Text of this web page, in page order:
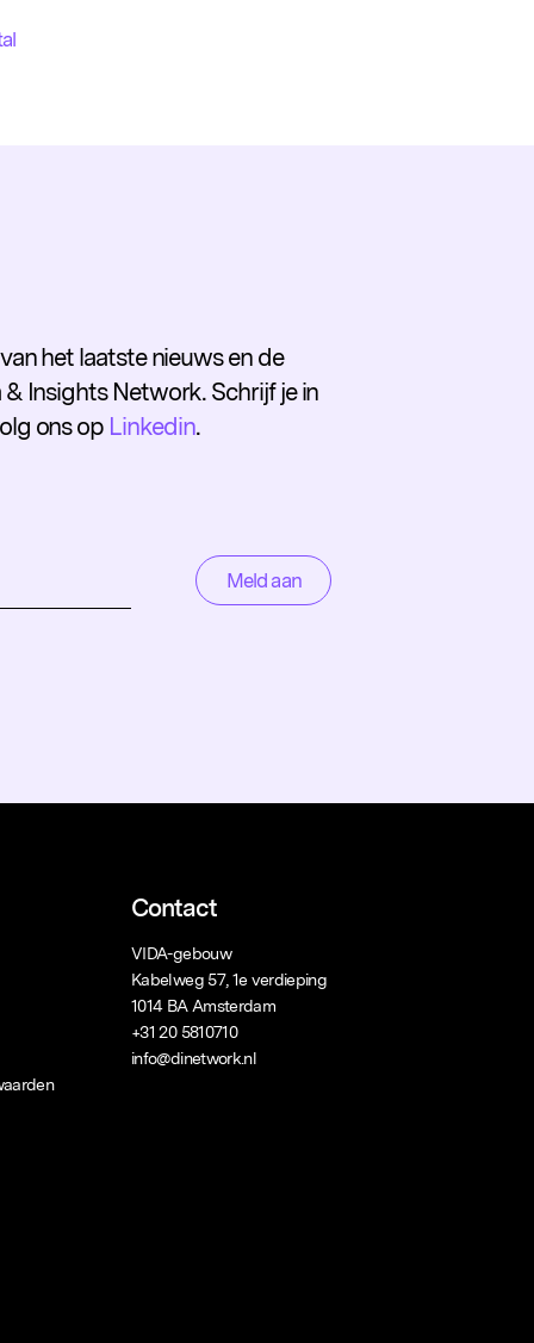
het laatste nieuws en de
Insights Network. Schrijf je in
ons op Linkedin.
Contact
VIDA-gebouw
Kabelweg 57, 1e verdieping
1014 BA Amsterdam
+31 20 5810710
info@dinetwork.nl